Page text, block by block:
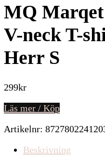
MQ
V-neck T-
Herr S
299kr
Läs mer / Köp
Artikelnr:
Beskrivning